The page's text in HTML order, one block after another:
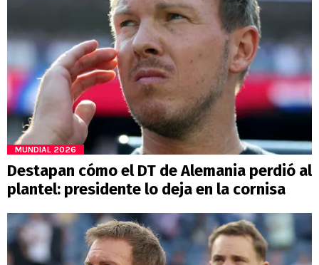
MUNDIAL 2026
Destapan cómo el DT de Alemania perdió al
plantel: presidente lo deja en la cornisa